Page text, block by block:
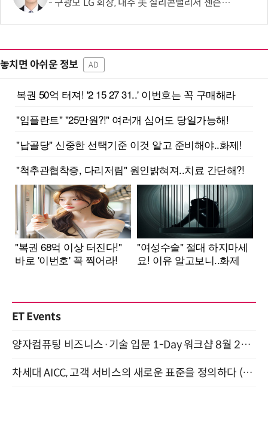
구광모 LG 회장, 내주 美 실리콘밸리서 젠슨 황 재회동
놓치면 아쉬운 정보 AD
ET Events
양자컴퓨팅 비즈니스·기술 입문 1-Day 워크샵 8월 28일 개최
차세대 AICC, 고객 서비스의 새로운 표준을 정의하다 (9/9)